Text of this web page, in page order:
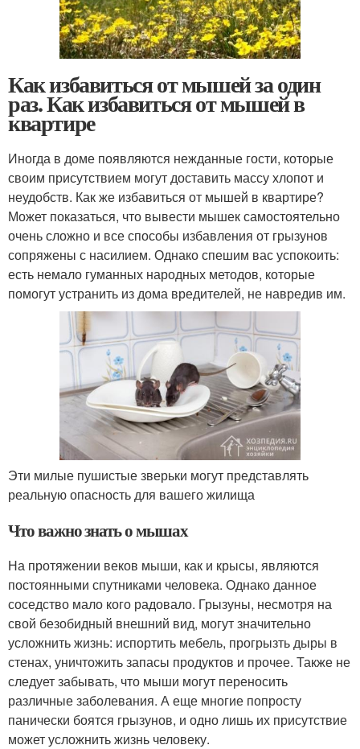
Как избавиться от мышей за один
раз. Как избавиться от мышей в
квартире
Иногда в доме появляются нежданные гости, которые
своим присутствием могут доставить массу хлопот и
неудобств. Как же избавиться от мышей в квартире?
Может показаться, что вывести мышек самостоятельно
очень сложно и все способы избавления от грызунов
сопряжены с насилием. Однако спешим вас успокоить:
есть немало гуманных народных методов, которые
помогут устранить из дома вредителей, не навредив им.
Эти милые пушистые зверьки могут представлять
реальную опасность для вашего жилища
Что важно знать о мышах
На протяжении веков мыши, как и крысы, являются
постоянными спутниками человека. Однако данное
соседство мало кого радовало. Грызуны, несмотря на
свой безобидный внешний вид, могут значительно
усложнить жизнь: испортить мебель, прогрызть дыры в
стенах, уничтожить запасы продуктов и прочее. Также не
следует забывать, что мыши могут переносить
различные заболевания. А еще многие попросту
панически боятся грызунов, и одно лишь их присутствие
может усложнить жизнь человеку.